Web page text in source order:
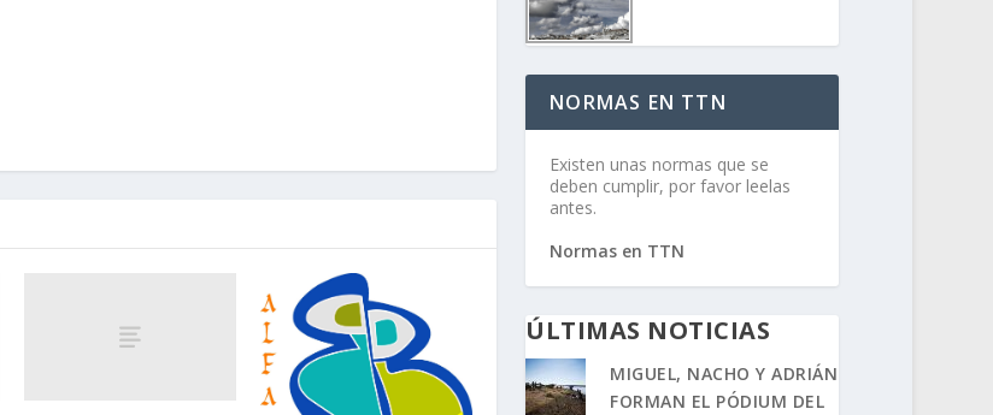
NORMAS EN TTN
Existen unas normas que se
deben cumplir, por favor leelas
antes.
Normas en TTN
ÚLTIMAS NOTICIAS
MIGUEL, NACHO Y ADRIÁN
FORMAN EL PÓDIUM DEL